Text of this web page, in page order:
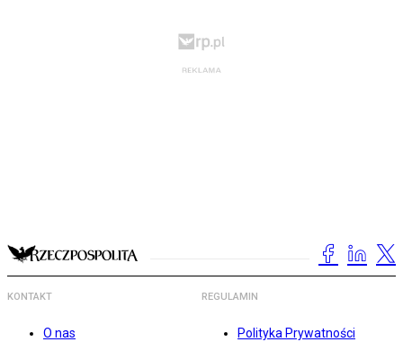
KONTAKT
O nas
REGULAMIN
Polityka Prywatności